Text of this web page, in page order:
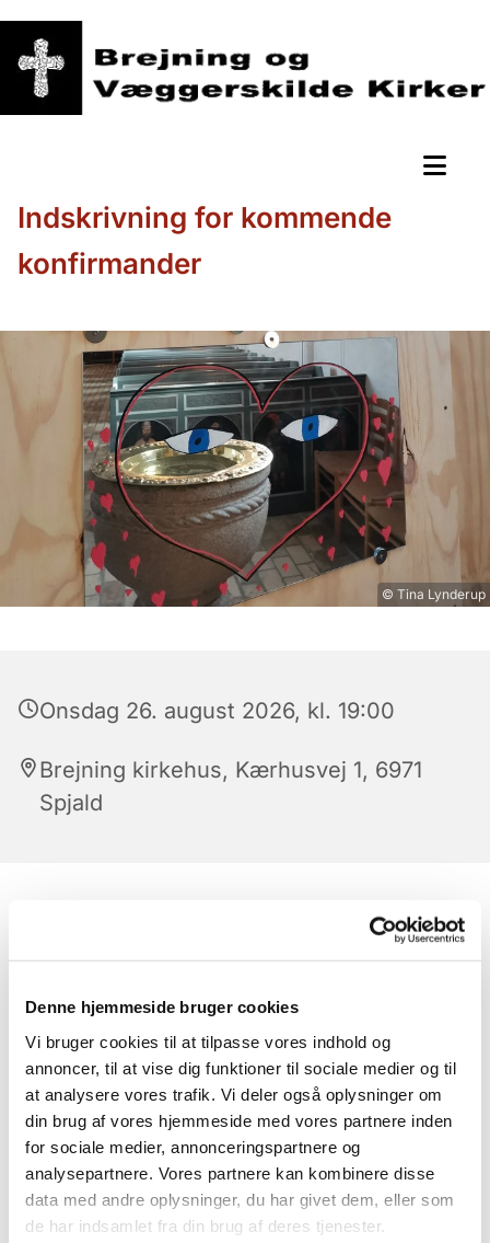
Denne hjemmeside bruger cookies
Vi bruger cookies til at tilpasse vores indhold og
annoncer, til at vise dig funktioner til sociale medier og til
at analysere vores trafik. Vi deler også oplysninger om
din brug af vores hjemmeside med vores partnere inden
for sociale medier, annonceringspartnere og
analysepartnere. Vores partnere kan kombinere disse
data med andre oplysninger, du har givet dem, eller som
de har indsamlet fra din brug af deres tjenester.
Indskrivning for kommende
konfirmander
© Tina Lynderup
Onsdag 26. august 2026, kl. 19:00
Brejning kirkehus, Kærhusvej 1, 6971
Spjald